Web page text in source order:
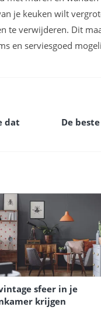
je keuken wilt
te verwijderen. Dit
en serviesgoed
dat
De
sfeer in je
krijgen